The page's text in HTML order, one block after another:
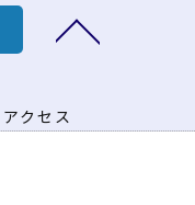
アクセス